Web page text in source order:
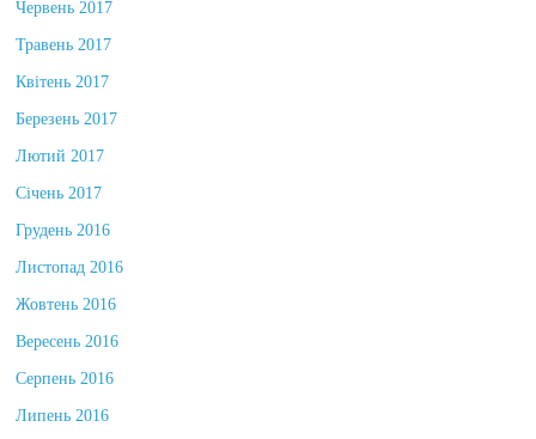
Червень 2017
Травень 2017
Квітень 2017
Березень 2017
Лютий 2017
Січень 2017
Грудень 2016
Листопад 2016
Жовтень 2016
Вересень 2016
Серпень 2016
Липень 2016